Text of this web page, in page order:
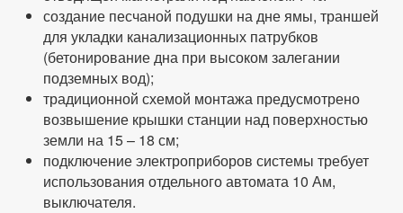
создание песчаной подушки на дне ямы, траншей
для укладки канализационных патрубков
(бетонирование дна при высоком залегании
подземных вод);
традиционной схемой монтажа предусмотрено
возвышение крышки станции над поверхностью
земли на 15 – 18 см;
подключение электроприборов системы требует
использования отдельного автомата 10 Ам,
выключателя.